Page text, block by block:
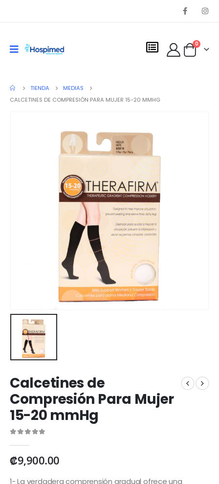
0
TIENDA
MEDIAS
CALCETINES DE COMPRESIÓN PARA MUJER 15-20 MMHG
Calcetines de
Compresión Para Mujer
15-20 mmHg
₡9,900.00
1- La verdadera comprensión gradual ofrece una